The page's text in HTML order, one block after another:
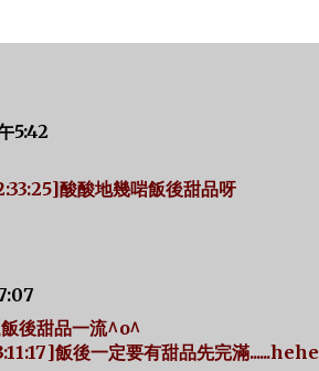
5:42
酸酸地幾啱飯後甜品呀
後甜品一流^o^
飯後一定要有甜品先完滿......hehe